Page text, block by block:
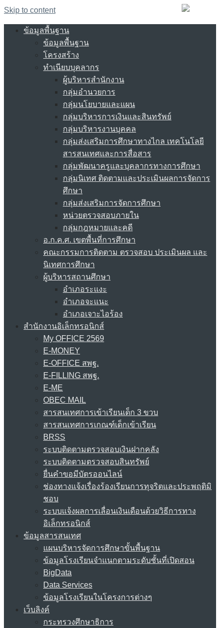
Skip to content
ข้อมูลพื้นฐาน
ข้อมูลพื้นฐาน
โครงสร้าง
ทำเนียบบุคลากร
ผู้บริหารสำนักงาน
กลุ่มอำนวยการ
กลุ่มนโยบายและแผน
กลุ่มบริหารการเงินและสินทรัพย์
กลุ่มบริหารงานบุคคล
กลุ่มส่งเสริมการศึกษาทางไกล เทคโนโลยี
สารสนเทศและการสื่อสาร
กลุ่มพัฒนาครูและบุคลากรทางการศึกษา
กลุ่มนิเทศ ติดตามและประเมินผลการจัดการ
ศึกษา
กลุ่มส่งเสริมการจัดการศึกษา
หน่วยตรวจสอบภายใน
กลุ่มกฎหมายและคดี
อ.ก.ค.ศ. เขตพื้นที่การศึกษา
คณะกรรมการติดตาม ตรวจสอบ ประเมินผล และ
นิเทศการศึกษา
ผู้บริหารสถานศึกษา
อำเภอระแงะ
อำเภอจะแนะ
อำเภอเจาะไอร้อง
สำนักงานอิเล็กทรอนิกส์
My OFFICE 2569
E-MONEY
E-OFFICE สพฐ.
E-FILLING สพฐ.
E-ME
OBEC MAIL
สารสนเทศการเข้าเรียนเด็ก 3 ขวบ
สารสนเทศการเกณฑ์เด็กเข้าเรียน
BRSS
ระบบติดตามตรวจสอบเงินฝากคลัง
ระบบติดตามตรวจสอบสินทรัพย์
ยื่นคำขอมีบัตรออนไลน์
ช่องทางแจ้งเรื่องร้องเรียนการทุจริตและประพฤติมิ
ชอบ
ระบบแจ้งผลการเลื่อนเงินเดือนด้วยวิธีการทาง
อิเล็กทรอนิกส์
ข้อมูลสารสนเทศ
แผนบริหารจัดการศึกษาขั้นพื้นฐาน
ข้อมูลโรงเรียนจำแนกตามระดับชั้นที่เปิดสอน
BigData
Data Services
ข้อมูลโรงเรียนในโครงการต่างๆ
เว็บลิงค์
กระทรวงศึกษาธิการ